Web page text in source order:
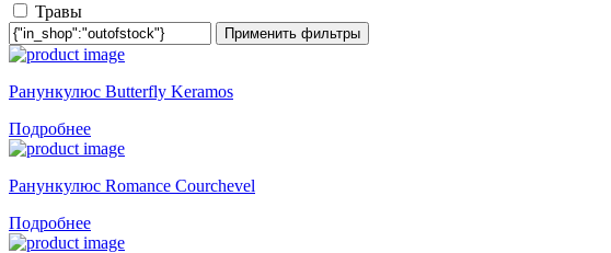
Травы
Применить фильтры
Ранункулюс Butterfly Keramos
Подробнее
Ранункулюс Romance Courchevel
Подробнее